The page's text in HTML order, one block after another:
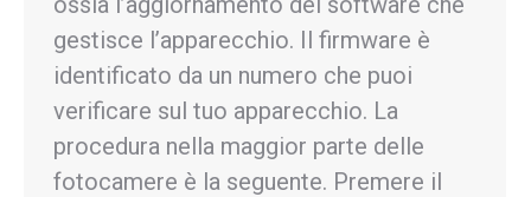
gestisce l’apparecchio. Il firmware è
identificato da un numero che puoi
verificare sul tuo apparecchio. La
procedura nella maggior parte delle
fotocamere è la seguente. Premere il